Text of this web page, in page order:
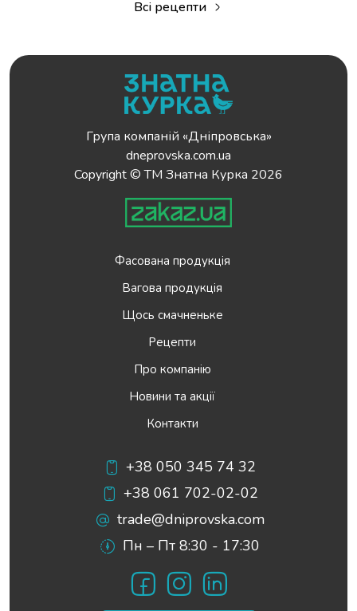
Всі рецепти
Група компаній «Дніпровська»
dneprovska.com.ua
Copyright © ТМ Знатна Курка 2026
Фасована продукція
Вагова продукція
Щось смачненьке
Рецепти
Про компанію
Новини та акції
Контакти
+38 050 345 74 32
+38 061 702-02-02
trade@dniprovska.com
Пн – Пт 8:30 - 17:30